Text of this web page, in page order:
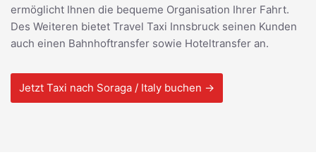
ermöglicht Ihnen die bequeme Organisation Ihrer Fahrt.
Des Weiteren bietet Travel Taxi Innsbruck seinen Kunden
auch einen Bahnhoftransfer sowie Hoteltransfer an.
Jetzt Taxi nach Soraga / Italy buchen →